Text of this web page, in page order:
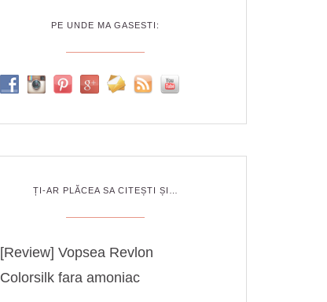
PE UNDE MA GASESTI:
ȚI-AR PLĂCEA SA CITEȘTI ȘI…
[Review] Vopsea Revlon
Colorsilk fara amoniac